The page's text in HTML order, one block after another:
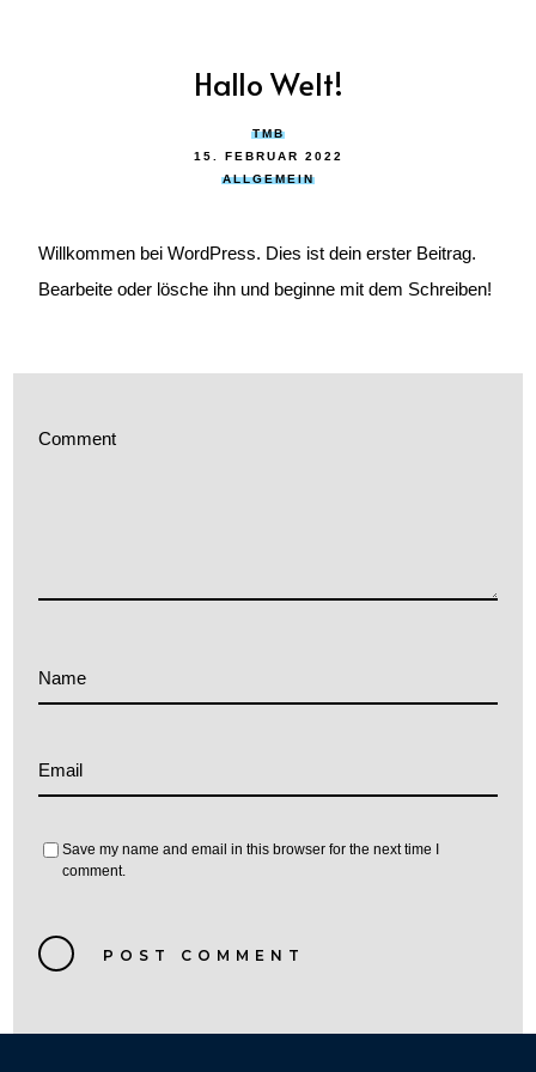
Hallo Welt!
TMB
15. FEBRUAR 2022
ALLGEMEIN
Willkommen bei WordPress. Dies ist dein erster Beitrag.
Bearbeite oder lösche ihn und beginne mit dem Schreiben!
Comment
Name
Email
Save my name and email in this browser for the next time I
comment.